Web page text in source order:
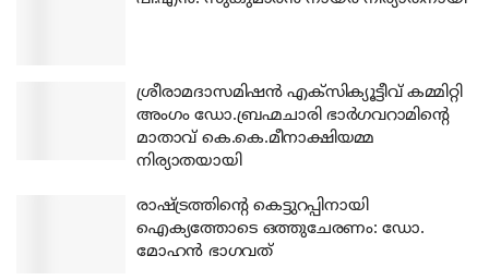
ശ്രീരാമദാസമിഷന്‍ എക്‌സിക്യൂട്ടീവ് കമ്മിറ്റി
അംഗം ഡോ.ബ്രഹ്മചാരി ഭാര്‍ഗവറാമിന്റെ
മാതാവ് കെ.കെ.മീനാക്ഷിയമ്മ
നിര്യാതയായി
രാഷ്ട്രത്തിന്റെ കെട്ടുറപ്പിനായി
ഐക്യത്തോടെ ഒത്തുചേരണം: ഡോ.
മോഹന്‍ ഭാഗവത്